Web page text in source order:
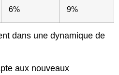
6% 9%
dans une dynamique de
aux nouveaux